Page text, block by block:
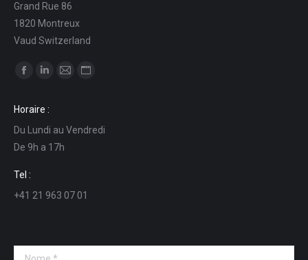
Grand Rue 86
1820 Montreux
Vaud Switzerland
Ci puoi trovare su:
opens
in
new
window
opens
in
new
in
opens
Horaire :
Du Lundi au Vendredi
De 9h a 17h
Tel :
+41 21 963 07 01
Nome *